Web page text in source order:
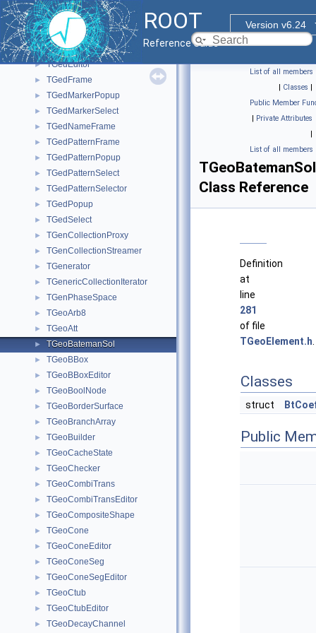
ROOT
Version v6.24
Reference Guide
► TGDoubleHSlider
► TGDoubleSlider
► TGDoubleVSlider
► TGDragWindow
► TGedEditor
► TGedFrame
► TGedMarkerPopup
► TGedMarkerSelect
► TGedNameFrame
► TGedPatternFrame
► TGedPatternPopup
► TGedPatternSelect
► TGedPatternSelector
► TGedPopup
► TGedSelect
► TGenCollectionProxy
► TGenCollectionStreamer
► TGenerator
► TGenericCollectionIterator
► TGenPhaseSpace
► TGeoArb8
► TGeoAtt
► TGeoBatemanSol
► TGeoBBox
► TGeoBBoxEditor
► TGeoBoolNode
► TGeoBorderSurface
► TGeoBranchArray
► TGeoBuilder
► TGeoCacheState
► TGeoChecker
► TGeoCombiTrans
► TGeoCombiTransEditor
► TGeoCompositeShape
► TGeoCone
► TGeoConeEditor
► TGeoConeSeg
► TGeoConeSegEditor
► TGeoCtub
► TGeoCtubEditor
► TGeoDecayChannel
List of all members
| Classes |
Public Member
| Private Attributes
|
List of all members
TGeoBatemanSol
Class Reference
Definition
at
line
281
of file
TGeoElement.h
Classes
struct
Public